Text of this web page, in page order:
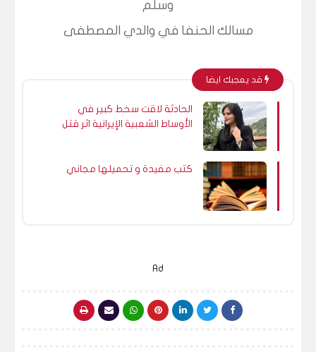
وسلم
مسالك الحنفا في والدي المصطفى
قد يعجبك ايضا
الحادثة لاقت سخط كبير في
الأوساط الشعبية الإيرانية اثر قتل
كتب مفيدة و تحميلها مجاني
Ad